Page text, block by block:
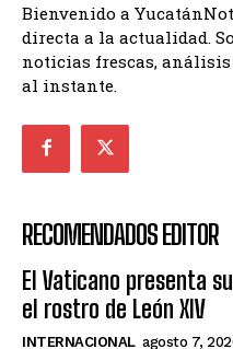
Bienvenido a
directa a la actualidad.
noticias frescas,
al instante.
RECOMENDADOS EDITOR
El Vaticano presenta
el rostro de León XIV
INTERNACIONAL agosto 7,